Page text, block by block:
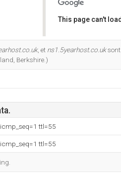
This page can't
, et ns1.5yearhost.co.uksont
Berkshire.)
ttl=55
ttl=55